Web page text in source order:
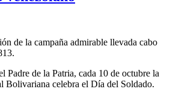
de la campaña admirable llevada cabo
Padre de la Patria, cada 10 de octubre la
Bolivariana celebra el Día del Soldado.